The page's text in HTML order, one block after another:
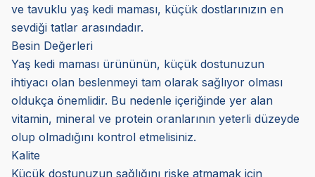
ve tavuklu yaş kedi maması, küçük dostlarınızın en
sevdiği tatlar arasındadır.
Besin Değerleri
Yaş kedi maması ürününün, küçük dostunuzun
ihtiyacı olan beslenmeyi tam olarak sağlıyor olması
oldukça önemlidir. Bu nedenle içeriğinde yer alan
vitamin, mineral ve protein oranlarının yeterli düzeyde
olup olmadığını kontrol etmelisiniz.
Kalite
Küçük dostunuzun sağlığını riske atmamak için